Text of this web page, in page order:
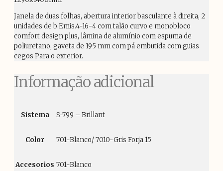
Janela de duas folhas, abertura interior basculante à direita, 2
unidades de b.Emis.4-16-4 com talão curvo e monobloco
comfort design plus, lâmina de alumínio com espuma de
poliuretano, gaveta de 195 mm com pá embutida com guias
cegos Para o exterior.
Informação adicional
Sistema S-799 – Brillant
Color 701-Blanco/ 7010-Gris Forja 15
Accesorios 701-Blanco